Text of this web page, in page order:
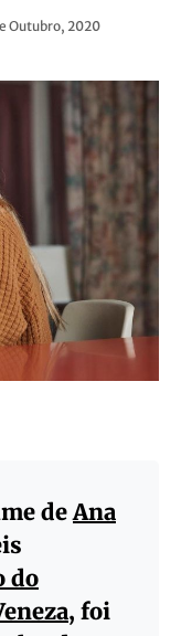
Outubro, 2020
deAna
do
, foi